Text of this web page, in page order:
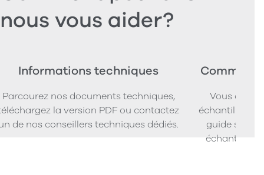
nous vous aider?
Informations techniques
Parcourez nos documents techniques,
la version PDF ou contactez
de nos conseillers techniques dédiés.
Vous
échantillons
guide